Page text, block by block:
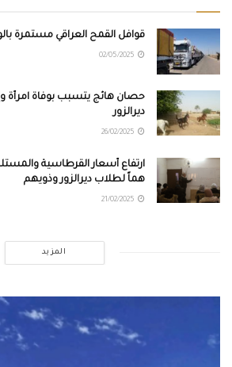
قوافل القمح العراقي مستمرة
حصان هائج يتسبب بوفاة امرأة
ديرالزور
ارتفاع أسعار القرطاسية
هماً لطلاب ديرالزور وذويهم
المزيد